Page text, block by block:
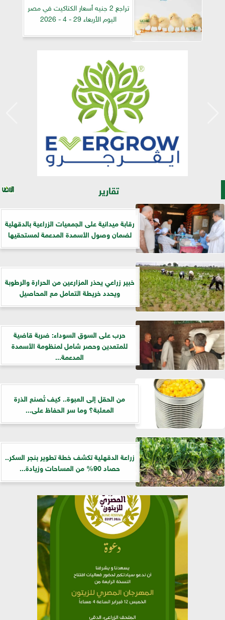
تراجع 2 جنيه أسعار الكتاكيت في مصر
اليوم الأربعاء 29 - 4 - 2026
تقارير
رقابة ميدانية على الجمعيات الزراعية بالدقهلية
لضمان وصول الأسمدة المدعمة لمستحقيها
خبير زراعي يحذر المزارعين من الحرارة والرطوبة
ويحدد خريطة التعامل مع المحاصيل
حرب على السوق السوداء: ضربة قاضية
للمتعدين وحصر شامل لمنظومة الأسمدة
المدعمة...
من الحقل إلى العبوة.. كيف تُصنع الذرة
المعلبة؟ وما سر الحفاظ على...
زراعة الدقهلية تكشف خطة تطوير بنجر السكر..
حصاد 90% من المساحات وزيادة...